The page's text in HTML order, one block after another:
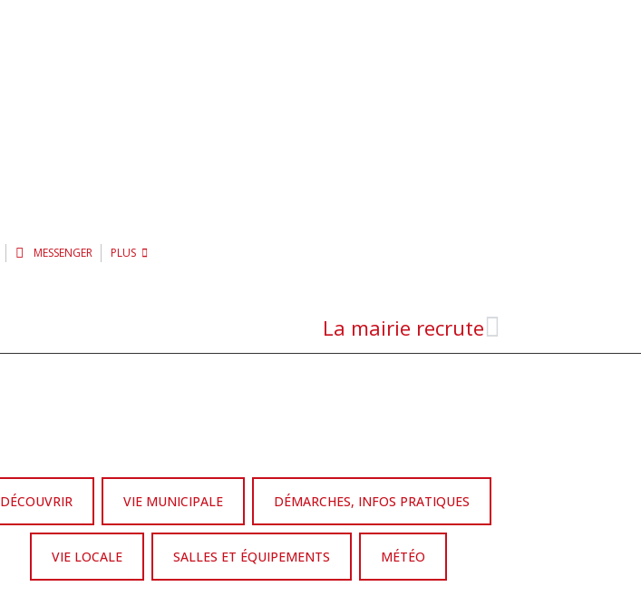
MESSENGER PLUS
La mairie recrute
DÉCOUVRIR VIE MUNICIPALE DÉMARCHES, INFOS PRATIQUES
VIE LOCALE SALLES ET ÉQUIPEMENTS MÉTÉO